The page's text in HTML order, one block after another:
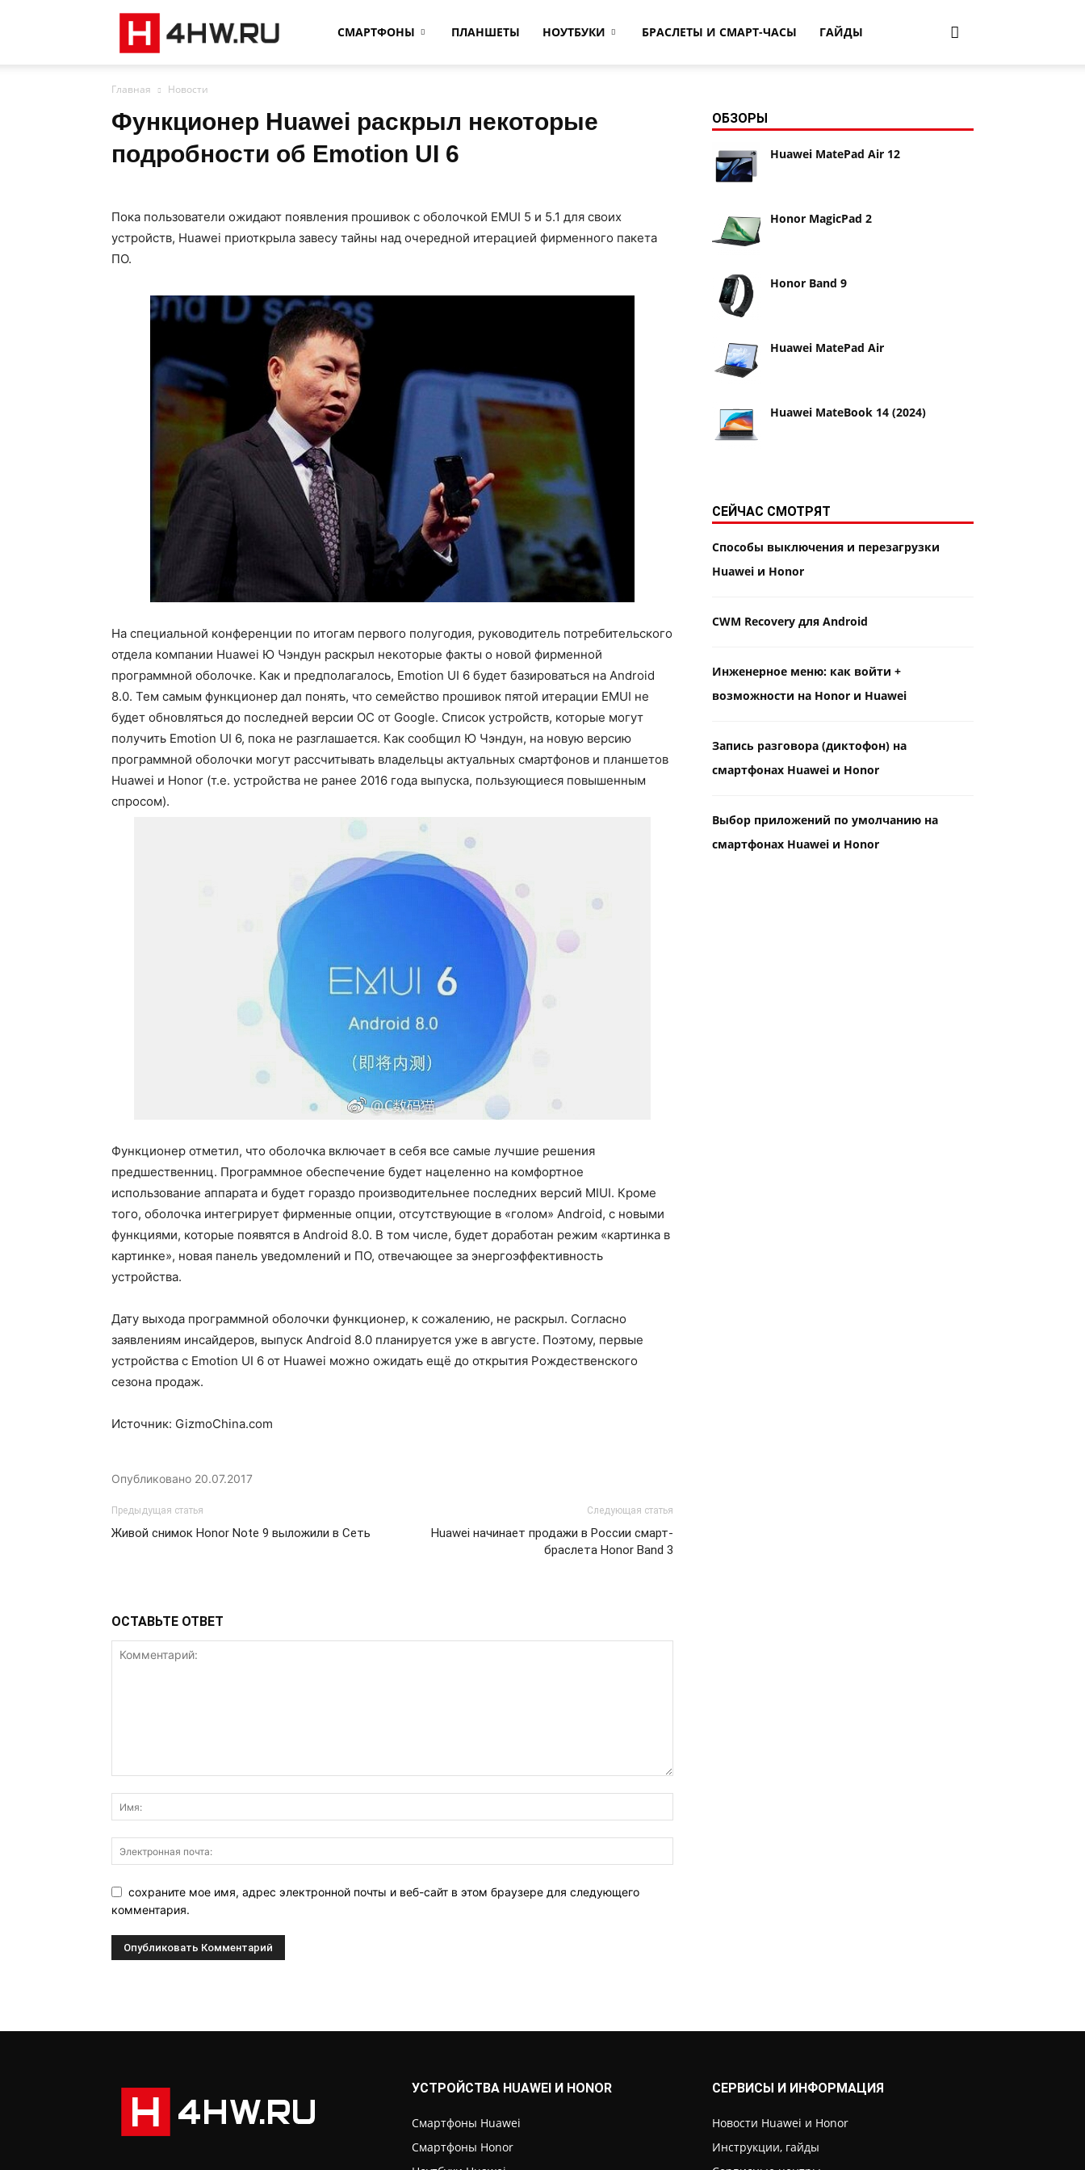
СМАРТФОНЫ ПЛАНШЕТЫ НОУТБУКИ БРАСЛЕТЫ И СМАРТ-ЧАСЫ ГАЙДЫ
Главная Новости
Функционер Huawei раскрыл некоторые
подробности об Emotion UI 6
Пока пользователи ожидают появления прошивок с оболочкой EMUI 5 и 5.1 для своих
устройств, Huawei приоткрыла завесу тайны над очередной итерацией фирменного пакета
ПО.
На специальной конференции по итогам первого полугодия, руководитель потребительского
отдела компании Huawei Ю Чэндун раскрыл некоторые факты о новой фирменной
программной оболочке. Как и предполагалось, Emotion UI 6 будет базироваться на Android
8.0. Тем самым функционер дал понять, что семейство прошивок пятой итерации EMUI не
будет обновляться до последней версии ОС от Google. Список устройств, которые могут
получить Emotion UI 6, пока не разглашается. Как сообщил Ю Чэндун, на новую версию
программной оболочки могут рассчитывать владельцы актуальных смартфонов и планшетов
Huawei и Honor (т.е. устройства не ранее 2016 года выпуска, пользующиеся повышенным
спросом).
Функционер отметил, что оболочка включает в себя все самые лучшие решения
предшественниц. Программное обеспечение будет нацеленно на комфортное
использование аппарата и будет гораздо производительнее последних версий MIUI. Кроме
того, оболочка интегрирует фирменные опции, отсутствующие в «голом» Android, с новыми
функциями, которые появятся в Android 8.0. В том числе, будет доработан режим «картинка в
картинке», новая панель уведомлений и ПО, отвечающее за энергоэффективность
устройства.
Дату выхода программной оболочки функционер, к сожалению, не раскрыл. Согласно
заявлениям инсайдеров, выпуск Android 8.0 планируется уже в августе. Поэтому, первые
устройства с Emotion UI 6 от Huawei можно ожидать ещё до открытия Рождественского
сезона продаж.
Источник: GizmoChina.com
Опубликовано 20.07.2017
Предыдущая статья
Живой снимок Honor Note 9 выложили в Сеть
Следующая статья
Huawei начинает продажи в России смарт-
браслета Honor Band 3
ОСТАВЬТЕ ОТВЕТ
сохраните мое имя, адрес электронной почты и веб-сайт в этом браузере для следующего
комментария.
ОБЗОРЫ
Huawei MatePad Air 12
Honor MagicPad 2
Honor Band 9
Huawei MatePad Air
Huawei MateBook 14 (2024)
СЕЙЧАС СМОТРЯТ
Способы выключения и перезагрузки
Huawei и Honor
CWM Recovery для Android
Инженерное меню: как войти +
возможности на Honor и Huawei
Запись разговора (диктофон) на
смартфонах Huawei и Honor
Выбор приложений по умолчанию на
смартфонах Huawei и Honor
УСТРОЙСТВА HUAWEI И HONOR
Смартфоны Huawei
Смартфоны Honor
СЕРВИСЫ И ИНФОРМАЦИЯ
Новости Huawei и Honor
Инструкции, гайды